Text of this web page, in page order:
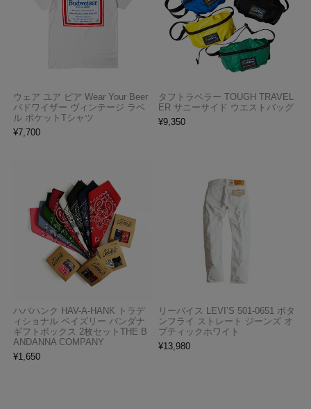
ウェア ユア ビア Wear Your Beer
バドワイザー ヴィンテージ ラベ
ル ポケットTシャツ
¥7,700
タフトラベラー TOUGH TRAVEL
ER サニーサイド ウエストバッグ
¥9,350
ハバハンク HAV-A-HANK トラデ
ィショナル ペイズリー バンダナ
ギフトボックス 2枚セットTHE B
ANDANNA COMPANY
¥1,650
リーバイス LEVI’S 501-0651 ボタ
ンフライ ストレート ジーンズ オ
プティックホワイト
¥13,980